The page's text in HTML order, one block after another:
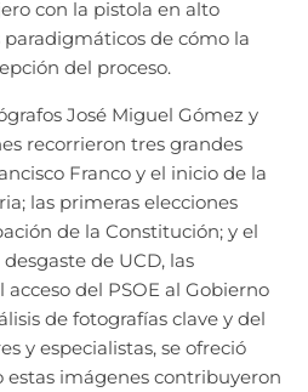
con la pistola en alto
de cómo la
del proceso.
José Miguel Gómez y
recorrieron tres grandes
Franco y el inicio de la
las primeras elecciones
de la Constitución; y el
de UCD, las
del PSOE al Gobierno
de fotografías clave y del
y especialistas, se ofreció
estas imágenes contribuyeron